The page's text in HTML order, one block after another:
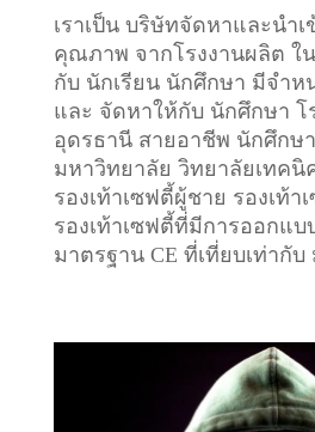
เราเป็น บริษัทจัดหาและนำเ
คุณภาพ จากโรงงานผลิต ใ
กับ นักเรียน นักศึกษา มีจำห
และ จัดหาให้กับ นักศึกษา โ
อุดรธานี สายอาชีพ นักศึกษ
มหาวิทยาลัย วิทยาลัยเทค
รองเท้าเซฟตี้ผู้ชาย รองเท้า
รองเท้าเซฟตี้ที่มีการออกแ
มาตรฐาน CE ที่เที่ยบเท่ากับ